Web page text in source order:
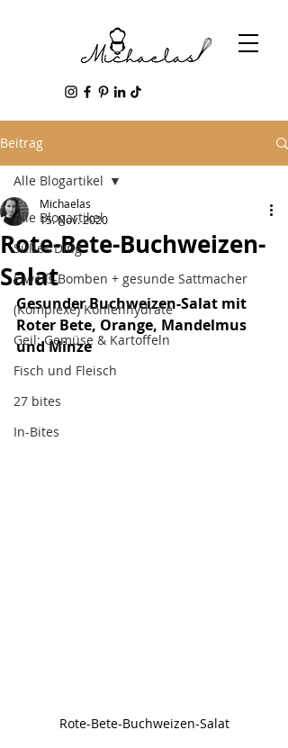
Beitrag
Alle Blogartikel
Süßes Ding
Eiweiß-Bomben + gesunde Sattmacher
(Komplexe) Kohlenhydrate
Geil: Gemüse & Kartoffeln
Fisch und Fleisch
27 bites
In-Bites
Alle Blogartikel
Rote-Bete-Buchweizen-
Salat
Michaelas
15. Nov. 2020
Gesunder Buchweizen-Salat mit
Roter Bete, Orange, Mandelmus
und Minze
Rote-Bete-Buchweizen-Salat